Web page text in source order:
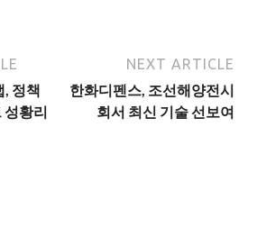
, 정책
성황리
NEXT ARTICLE
한화디펜스, 조선해양전시
회서 최신 기술 선보여